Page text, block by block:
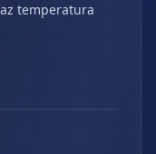
temperatura